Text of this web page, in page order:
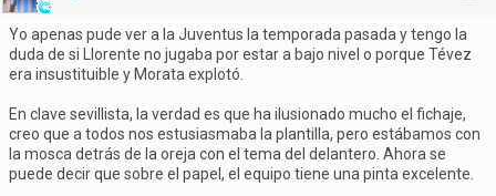
Yo apenas pude ver a la Juventus la temporada pasada y tengo la
duda de si Llorente no jugaba por estar a bajo nivel o porque Tévez
era insustituible y Morata explotó.
En clave sevillista, la verdad es que ha ilusionado mucho el fichaje,
creo que a todos nos estusiasmaba la plantilla, pero estábamos con
la mosca detrás de la oreja con el tema del delantero. Ahora se
puede decir que sobre el papel, el equipo tiene una pinta excelente.